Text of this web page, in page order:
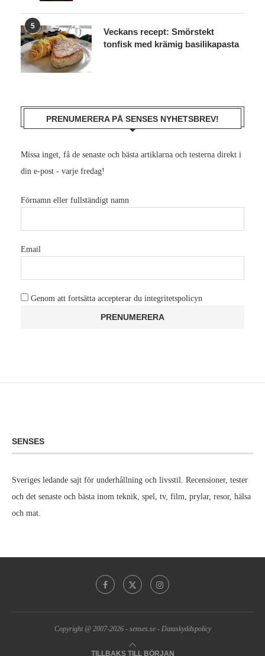
5
Veckans recept: Smörstekt
tonfisk med krämig basilikapasta
PRENUMERERA PÅ SENSES NYHETSBREV!
Missa inget, få de senaste och bästa artiklarna och testerna direkt i
din e-post - varje fredag!
Förnamn eller fullständigt namn
Email
Genom att fortsätta accepterar du integritetspolicyn
SENSES
Sveriges ledande sajt för underhållning och livsstil. Recensioner, tester
och det senaste och bästa inom teknik, spel, tv, film, prylar, resor, hälsa
och mat.
Copyright @ 2007-2026 - senses.se- Dataskyddspolicy
TILLBAKS TILL BÖRJAN